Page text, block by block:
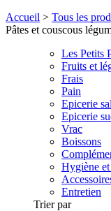
Accueil > Tous les
Pâtes et couscous
Les Petits
Fruits et
Frais
Pain
Epicerie
Epicerie
Vrac
Boissons
Hygiène
Entretien
Trier par